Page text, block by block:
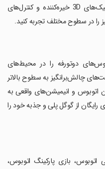
فرود، درآمد بیشتری کسب کنید. از گرافیک‌های 3D خیره‌کننده و کنترل‌های
را در سطوح مختلف تجربه کنید.
دوتورفه را در محیط‌های
چالش‌برانگیز به سطوح بالاتر
اتوبوس و انیمیشن‌های واقعی به
رایگان از گوگل پلی و جذبه‌ خود را
اتوبوس، بازی پارکینگ اتوبوس،